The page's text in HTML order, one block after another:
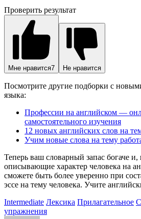
Проверить результат
Мне нравится7 Не нравится
Посмотрите другие подборки с
языка:
Профессии на английском —
самостоятельного изучения
12 новых английских слов на
Учим новые слова на тему
Теперь ваш словарный запас богаче и,
описывающие характер человека на
сможете быть более уверенно при
эссе на тему человека. Учите
Intermediate Лексика Прилагательное
упражнения